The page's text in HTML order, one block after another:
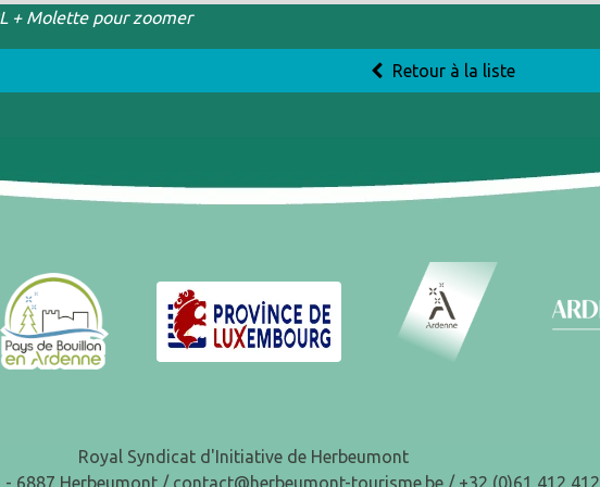
+ Molette pour zoomer
Retour à la liste
Royal Syndicat d'Initiative de Herbeumont